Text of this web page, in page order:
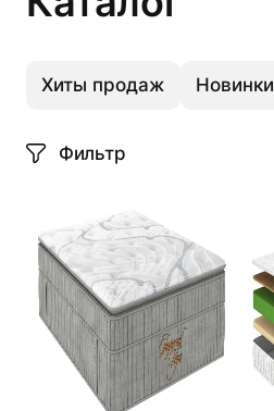
Хиты продаж Новинки
Фильтр